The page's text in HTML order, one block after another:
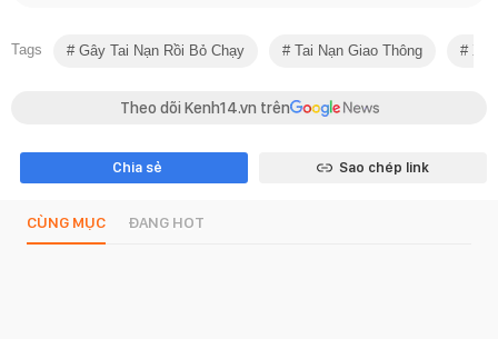
Tags Gây Tai Nạn Rồi Bỏ Chạy Tai Nạn Giao Thông Xe
Theo dõi Kenh14.vn trên
Chia sẻ Sao chép link
CÙNG MỤC ĐANG HOT